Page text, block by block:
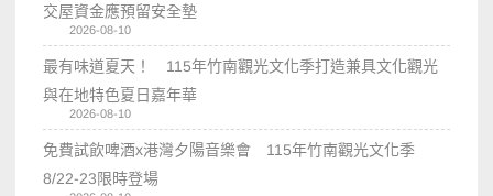
交屋資金應預留安全墊
2026-08-10
最有味道夏天！ 115年竹南觀光文化季打造兼具文化觀光
與在地特色夏日嘉年華
2026-08-10
免費試飲啤酒x港灣夕陽音樂會 115年竹南觀光文化季
8/22-23限時登場